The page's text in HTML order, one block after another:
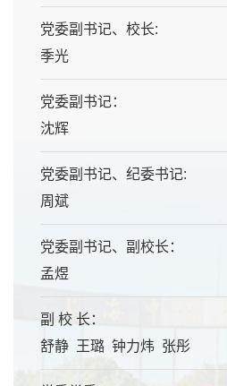
党委副书记、校长:
季光
党委副书记：
沈辉
党委副书记、纪委书记:
周斌
党委副书记、副校长：
孟煜
副 校 长：
舒静 王璐 钟力炜 张彤